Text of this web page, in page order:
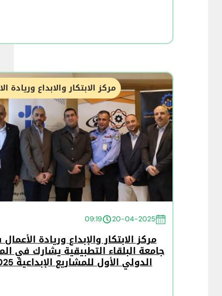
مركز الابتكار والابداع وريادة
20-04-2025
09:19
مركز الابتكار والإبداع وريادة
جامعة البلقاء التطبيقية يشارك في
الدولي الأول للمشاريع الإبداعية 2025